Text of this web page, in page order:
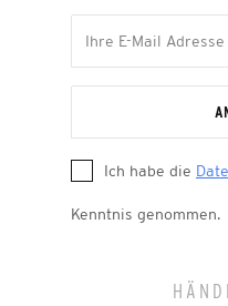
Ich habe die
Kenntnis genommen.